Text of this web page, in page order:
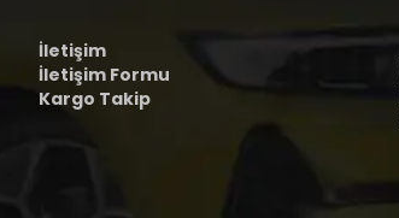
İletişim
İletişim Formu
Kargo Takip